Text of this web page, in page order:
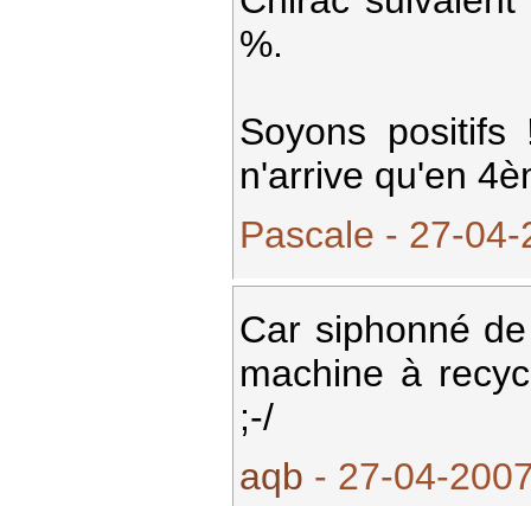
%.
Soyons
n'arrive qu'en
Pascale - 27-
Car siphonné
machine à
;-/
aqb - 27-04-